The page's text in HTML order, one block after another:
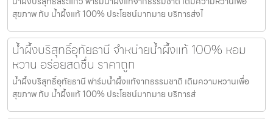
สุขภาพ กับ น้ำผึ้งแท้ 100% ประโยชน์มากมาย บริการส่งไ
น้ำผึ้งบริสุทธิ์อุทัยธานี จำหน่ายน้ำผึ้งแท้ 100% หอม
หวาน อร่อยสดชื่น ราคาถูก
น้ำผึ้งบริสุทธิ์อุทัยธานี ฟาร์มน้ำผึ้งแท้จากธรรมชาติ เติมความหวานเพื่อ
สุขภาพ กับ น้ำผึ้งแท้ 100% ประโยชน์มากมาย บริการส่